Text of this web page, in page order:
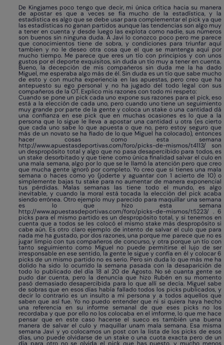
De Kingjames poco tengo que decir, mi única crítica hacia su manera
de apostar es que a veces se fía mucho de la estadística, y la
estadística es algo que se debe usar para complementar el pick ya que
las estadísticas no ganan partidos aunque las tendencias son algo muy
a tener en cuenta y desde luego las explota como nadie, sus números
son buenos sin ninguna duda. A Javi lo conozco poco pero me parece
que conocimientos tiene de sobra, y condiciones para triunfar aquí
tambien y no le deseo otra cosa que el que se mantenga aquí por
mucho tiempo. Me parece que eres un tío con principios y con unos
gustos por el deporte exquisitos, sin duda un tío muy a tener en cuenta.
Bueno, la decepción de mis compañeros sin duda me la ha dado
Miguel, me esperaba algo más de él. Sin duda es un tío que sabe mucho
de esto y con mucha experiencia en las apuestas, pero creo que ha
antepuesto su ego personal y no ha jugado del todo legal con sus
compañeros de la OT. Explico mis razones con todo mi respeto:
Cuando se pone un pick cada uno expone sus razones para el pick, eso
está a la elección de cada uno, pero cuando uno tiene un seguimiento
muy grande por parte de la gente y coloca un stake o una cantidad dá
una confianza en ese pick que en muchas ocasiones es lo que a la
persona que lo sigue le lleva a apostar una cantidad u otra (es cierto
que cada uno sabe lo que apuesta o que no, pero estoy seguro que
más de un novato se ha fiado de lo que Miguel ha colocado), entonces
hacer cosas como esta semana
http://www.apuestasdeportivas.com/foro/picks-de-mismos/t4113/ son
un despropósito total y algo que no pasa desapercibido para todos, es
un stake desorbitado y que tiene como única finalidad salvar el culo en
una mala semana, algo por lo que se le llamó la atención pero que creo
que mucha gente ignoró por completo. Yo creo que si tienes una mala
semana o haces como yo (joderte y aguantar con 1 acierto de 10) o
simplemente bajas tu stake para no aumentar de manera exponencial
tus pérdidas. Malas semanas las tiene todo el mundo, es algo
inevitable, y cuando la moral está tocada la elección del pick acaba
siendo errónea. Otro ejemplo muy parecido para maquillar una semana
es lo que hizo esta semana
http://www.apuestasdeportivas.com/foro/picks-de-mismos/t5223/ . 6
picks para el mismo partido es un despropósito total, y si tenemos en
cuenta que a todos se les colocó el mismo stake más despropósito si
cabe aún. Es otro claro ejemplo de intento de salvar el culo que para
nada me ha gustado, por dos razones, una porque me parece que no es
jugar limpio con tus compañeros de concurso, y otra porque un tío con
tanto seguimiento como Miguel no puede permitirse el lujo de ser
irresponsable en ese sentido, la gente le sigue y confía en él y colocar 6
picks de un mismo partido no es serio. Pero sin duda lo que más me ha
dolido ha sido lo ocurrido la semana pasada con la desaparición de
todo lo publicado del día 18 al 20 de Agosto. No sé cuanta gente se
pudo dar cuenta, pero la denuncia que hizo Rubén en su momento
pasó demasiado desapercibida para lo que allí se decía. Miguel sabe
de sobras que en esos días había fallado todos los picks publicados, y
decir lo contrario es un insulto a mi persona y a todos aquellos que
saben que así fue. Yo no puedo entender que ni si quiera haya hecho
una referencia en su informe semanal de que eses picks no los
recordaba y que por ello no los colocaba en el imforme, lo que me hace
pensar que en este caso hacerse el sueco es también una buena
manera de salvar el culo y maquillar unam mala semana. Esa misma
semana Javi y yo colocamos un post con la lista de los picks de esos
días, uno puede olvidarse de un stake o una cuota exacta pero de un